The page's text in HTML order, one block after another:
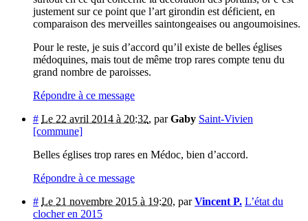
justement sur ce point que l’art girondin est déficient, en
comparaison des merveilles saintongeaises ou angoumoisines.
Pour le reste, je suis d’accord qu’il existe de belles églises
médoquines, mais tout de même trop rares compte tenu du
grand nombre de paroisses.
Répondre à ce message
# Le 22 avril 2014 à 20:32, parGaby Saint-Vivien
[commune]
Belles églises trop rares en Médoc, bien d’accord.
Répondre à ce message
# Le 21 novembre 2015 à 19:20, parVincent P. L’état du
clocher en 2015